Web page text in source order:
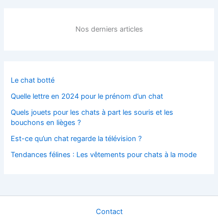
Nos derniers articles
Le chat botté
Quelle lettre en 2024 pour le prénom d’un chat
Quels jouets pour les chats à part les souris et les
bouchons en lièges ?
Est-ce qu’un chat regarde la télévision ?
Tendances félines : Les vêtements pour chats à la mode
Contact